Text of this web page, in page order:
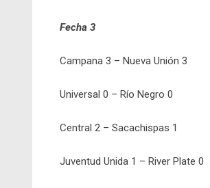
Fecha 3
Campana 3 – Nueva Unión 3
Universal 0 – Río Negro 0
Central 2 – Sacachispas 1
Juventud Unida 1 – River Plate 0